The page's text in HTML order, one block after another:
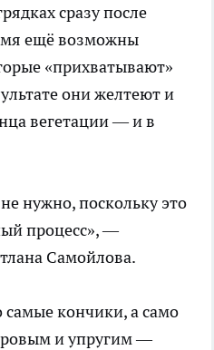
сразу после
ещё возможны
«прихватывают»
они желтеют и
вегетации — и в
нужно, поскольку это
процесс», —
Самойлова.
самые кончики, а само
и упругим —